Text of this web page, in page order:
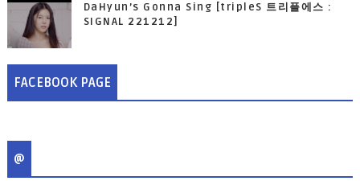
DaHyun’s Gonna Sing [tripleS 트리플에스 :
SIGNAL 221212]
FACEBOOK PAGE
@